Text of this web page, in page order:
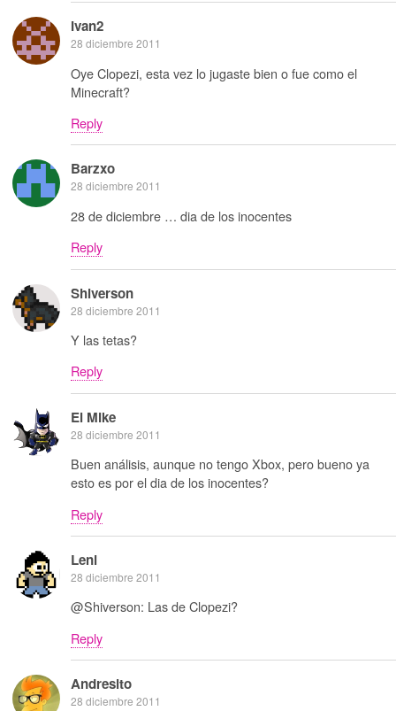
Ivan2
28 diciembre 2011
Oye Clopezi, esta vez lo jugaste bien o fue como el
Minecraft?
Reply
Barzxo
28 diciembre 2011
28 de diciembre … dia de los inocentes
Reply
Shiverson
28 diciembre 2011
Y las tetas?
Reply
El Mike
28 diciembre 2011
Buen análisis, aunque no tengo Xbox, pero bueno ya
esto es por el dia de los inocentes?
Reply
Leni
28 diciembre 2011
@Shiverson: Las de Clopezi?
Reply
Andresito
28 diciembre 2011